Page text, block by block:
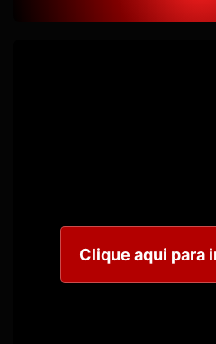
Clique aqui para